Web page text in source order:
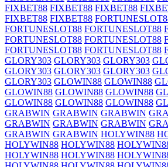
FIXBET88 FIXBET88 FIXBET88
FIXBET88 FIXBET88
FORTUNESLOT88 FORTUNESLOT88
FORTUNESLOT88 FORTUNESLOT88
FORTUNESLOT88 FORTUNESLOT88
GLORY303 GLORY303 GLORY303
GLORY303 GLORY303 GLORY303
GLORY303 GLOWIN88 GLOWIN88
GLOWIN88 GLOWIN88 GLOWIN88
GLOWIN88 GLOWIN88 GLOWIN88
GRABWIN GRABWIN GRABWIN
GRABWIN GRABWIN GRABWIN
GRABWIN GRABWIN HOLYWIN88
HOLYWIN88 HOLYWIN88
HOLYWIN88 HOLYWIN88